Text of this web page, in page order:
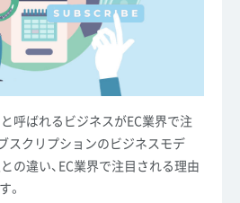
と呼ばれるビジネスがEC業界で注
スクリプションのビジネスモデ
の違い、EC業界で注目される理由
。